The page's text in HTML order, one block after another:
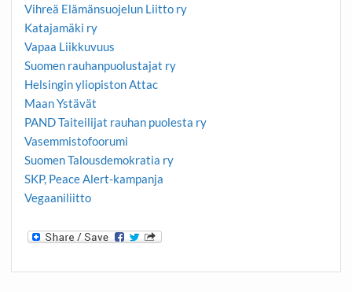
Vihreä Elämänsuojelun Liitto ry
Katajamäki ry
Vapaa Liikkuvuus
Suomen rauhanpuolustajat ry
Helsingin yliopiston Attac
Maan Ystävät
PAND Taiteilijat rauhan puolesta ry
Vasemmistofoorumi
Suomen Talousdemokratia ry
SKP, Peace Alert-kampanja
Vegaaniliitto